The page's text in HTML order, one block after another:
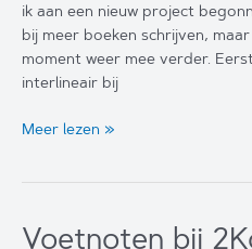
ik aan een nieuw project
bij meer boeken schrijven,
moment weer mee verder.
interlineair bij
Interlineair
Meer lezen »
Voetnoten bij